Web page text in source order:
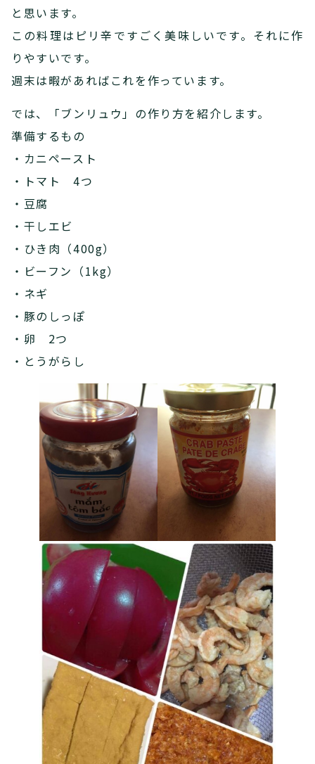
と思います。
この料理はピリ辛ですごく美味しいです。それに作
りやすいです。
週末は暇があればこれを作っています。
では、「ブンリュウ」の作り方を紹介します。
準備するもの
・カニペースト
・トマト 4つ
・豆腐
・干しエビ
・ひき肉（400g）
・ビーフン（1kg）
・ネギ
・豚のしっぽ
・卵 2つ
・とうがらし